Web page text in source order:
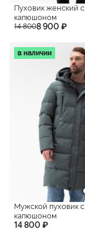
Пуховик женский с
капюшоном
14 8008 900 ₽
в наличии
Мужской пуховик с
капюшоном
14 800 ₽